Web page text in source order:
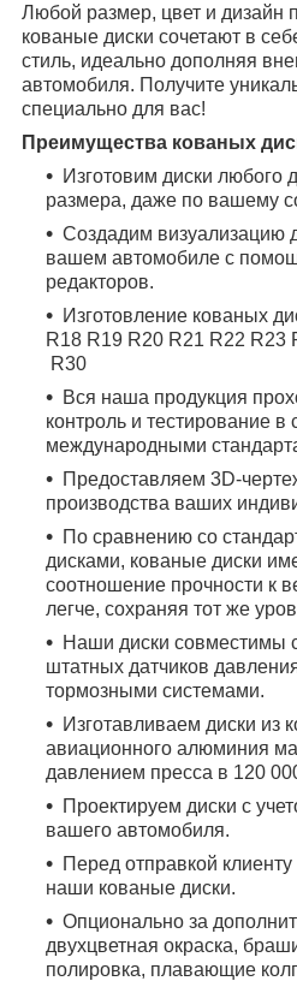
Любой размер, цвет и
кованые диски сочетают в
стиль, идеально дополняя
автомобиля. Получите
специально для вас!
Преимущества кованых
Изготовим диски любого
размера, даже по вашему
Создадим визуализацию
вашем автомобиле с
редакторов.
Изготовление кованых
R18 R19 R20 R21 R22 R23
R30
Вся наша продукция
контроль и тестирование в
международными
Предоставляем 3D-
производства ваших
По сравнению со
дисками, кованые диски
соотношение прочности к
легче, сохраняя тот же
Наши диски совместимы
штатных датчиков
тормозными системами.
Изготавливаем диски из
авиационного алюминия
давлением пресса в 120
Проектируем диски с
вашего автомобиля.
Перед отправкой
наши кованые диски.
Опционально за
двухцветная окраска,
полировка, плавающие